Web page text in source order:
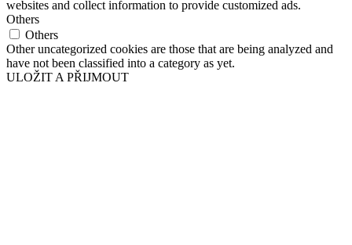
websites and collect information to provide customized ads.
Others
Others
Other uncategorized cookies are those that are being analyzed and
have not been classified into a category as yet.
ULOŽIT A PŘIJMOUT